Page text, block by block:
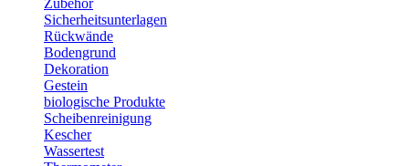
Zubehör
Sicherheitsunterlagen
Rückwände
Bodengrund
Dekoration
Gestein
biologische Produkte
Scheibenreinigung
Kescher
Wassertest